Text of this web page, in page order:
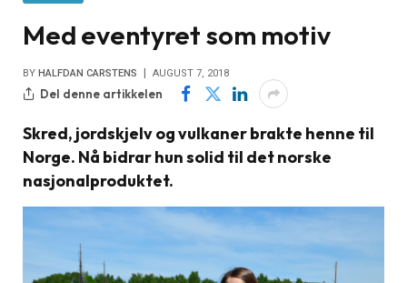
Med eventyret som motiv
BY HALFDAN CARSTENS AUGUST 7, 2018
Del denne artikkelen
Skred, jordskjelv og vulkaner brakte henne til
Norge. Nå bidrar hun solid til det norske
nasjonalproduktet.